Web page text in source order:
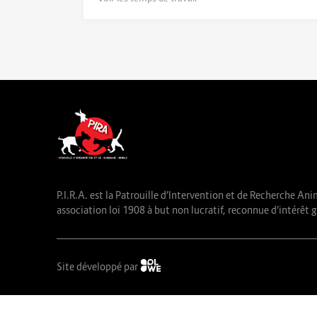
P.I.R.A. est la Patrouille d’Intervention et de Recherche
association loi 1908 à but non lucratif, reconnue d’intérêt
Site développé par